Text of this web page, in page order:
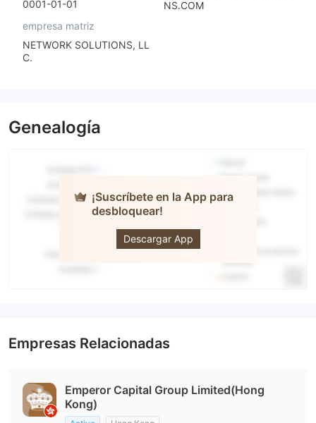
0001-01-01
NS.COM
empresa matriz
NETWORK SOLUTIONS, LL
C.
Genealogía
¡Suscríbete en la App para
desbloquear!
Descargar App
Emperor
Capital
Group
Empresas Relacionadas
Emperor Capital Group Limited(Hong
Kong)